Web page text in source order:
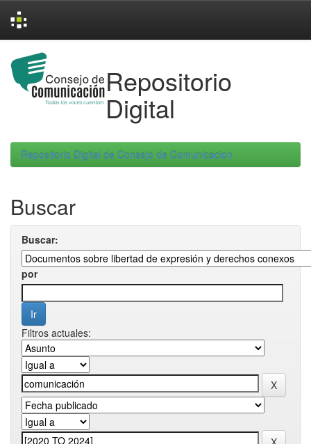
navigation
Repositorio
Digital
Repositorio Digital de Consejo de Comunicacion
Buscar
Buscar:
por
Filtros actuales: